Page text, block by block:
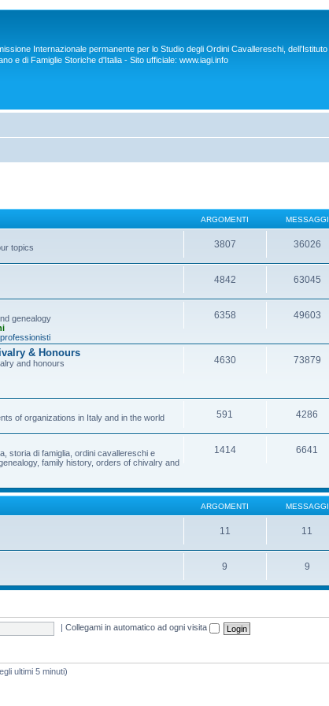
Internazionale permanente per lo Studio degli Ordini Cavallereschi, dell’Istituto
e di Famiglie Storiche d'Italia - Sito ufficiale: www.iagi.info
ARGOMENTI MESSAGGI
topics
3807 36026
4842 63045
genealogy
6358 49603
& Honours
and honours
4630 73879
of organizations in Italy and in the world
591 4286
storia di famiglia, ordini cavallereschi e
family history, orders of chivalry and
1414 6641
ARGOMENTI MESSAGGI
11 11
9 9
|Collegami in automatico ad ogni visita
ultimi 5 minuti)